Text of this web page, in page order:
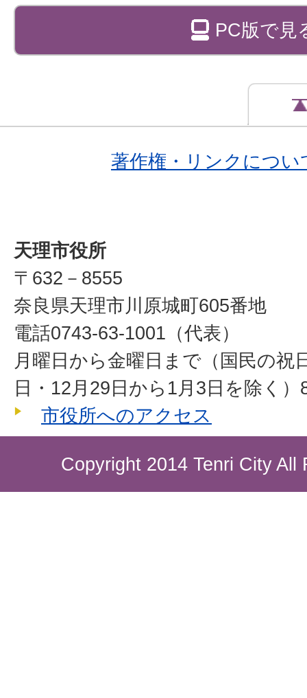
PC版で見
著作権・リンクについ
天理市役所
〒632－8555
奈良県天理市川原城町605番地
電話0743-63-1001（代表）
月曜日から金曜日まで（国民の祝
日・12月29日から1月3日を除く
市役所へのアクセス
Copyright 2014 Tenri City All